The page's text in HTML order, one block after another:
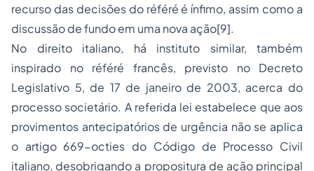
recurso das decisões do référé é ínfimo, assim como a
discussão de fundo em uma nova ação[9].
No direito italiano, há instituto similar, também
inspirado no référé francês, previsto no Decreto
Legislativo 5, de 17 de janeiro de 2003, acerca do
processo societário. A referida lei estabelece que aos
provimentos antecipatórios de urgência não se aplica
o artigo 669-octies do Código de Processo Civil
italiano, desobrigando a propositura de ação principal